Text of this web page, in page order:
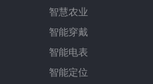
智慧农业
智能穿戴
智能电表
智能定位